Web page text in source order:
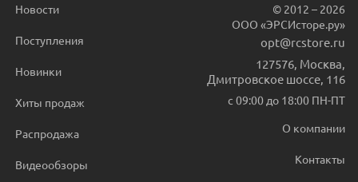
Новости
Поступления
Новинки
Хиты продаж
Распродажа
Видеообзоры
© 2012 – 2026
ООО «ЭРСИсторе.ру»
opt@rcstore.ru
127576 Москва
Дмитровское шоссе, 116
с 09:00 до 18:00 ПН-ПТ
О компании
Контакты